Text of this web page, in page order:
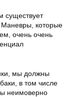
существует
Маневры, которые
очень очень
мы должны
в том числе
неимоверно